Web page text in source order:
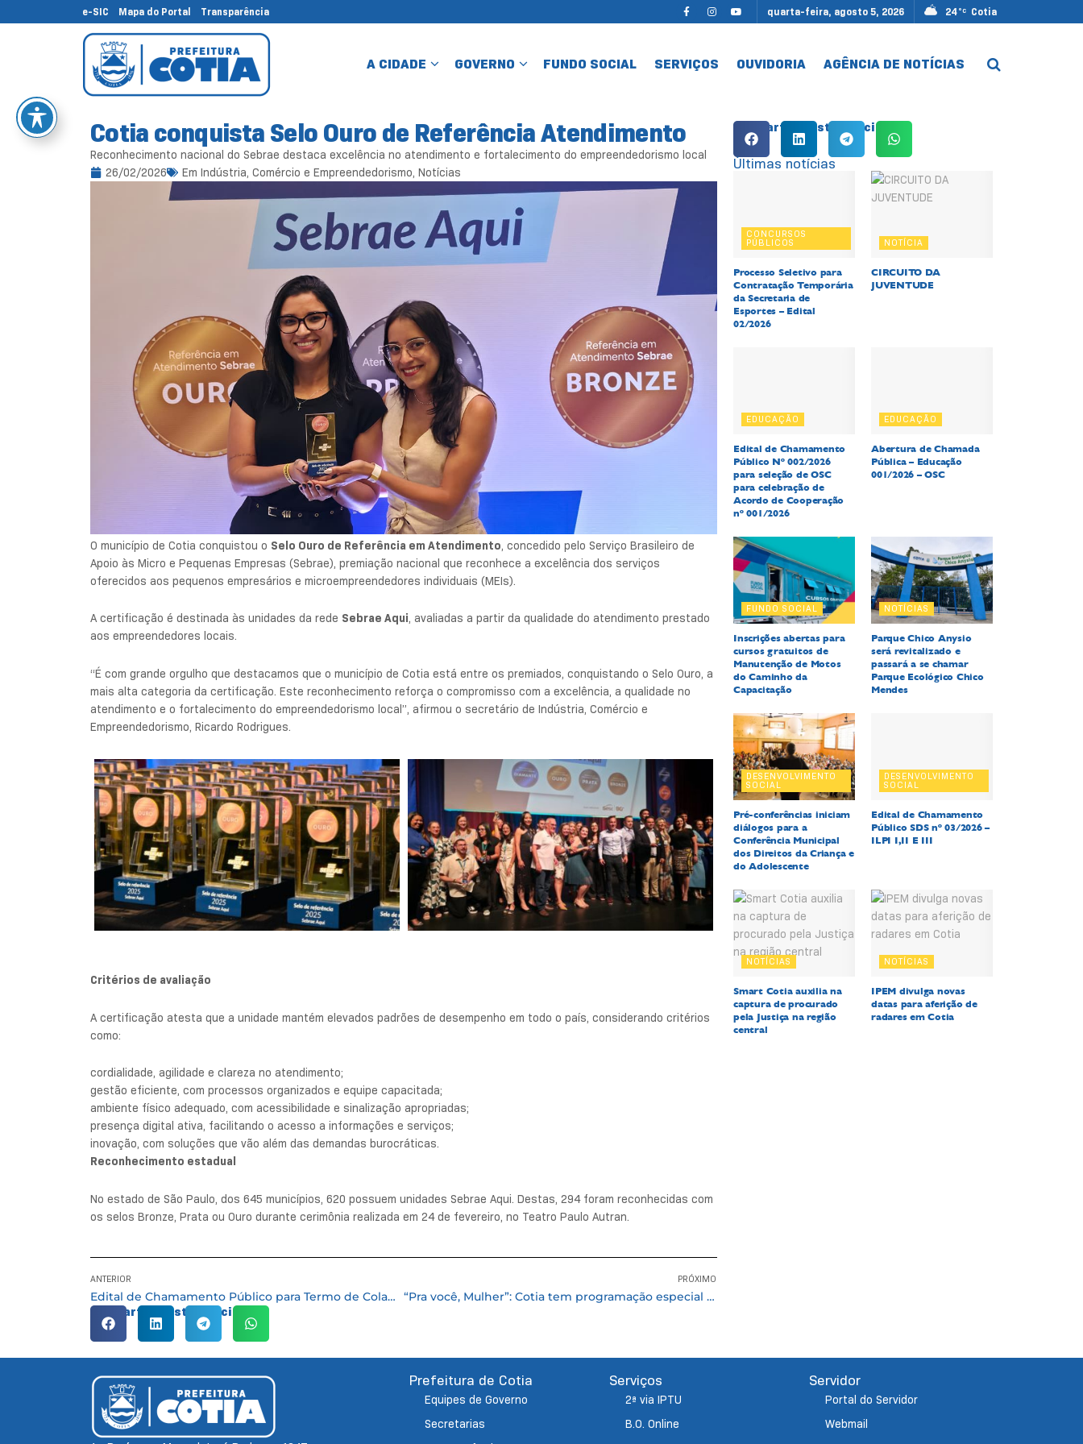
e-SIC Mapa do Portal Transparência quarta-feira, agosto 5, 2026 24 °C Cotia
A CIDADE GOVERNO FUNDO SOCIAL SERVIÇOS OUVIDORIA AGÊNCIA DE NOTÍCIAS
Cotia conquista Selo Ouro de Referência Atendimento
Reconhecimento nacional do Sebrae destaca excelência no atendimento e fortalecimento do empreendedorismo local
26/02/2026
Em Indústria, Comércio e Empreendedorismo, Notícias
O município de Cotia conquistou o Selo Ouro de Referência em Atendimento, concedido pelo Serviço Brasileiro de
Apoio às Micro e Pequenas Empresas (Sebrae), premiação nacional que reconhece a excelência dos serviços
oferecidos aos pequenos empresários e microempreendedores individuais (MEIs).
A certificação é destinada às unidades da rede Sebrae Aqui, avaliadas a partir da qualidade do atendimento prestado
aos empreendedores locais.
“É com grande orgulho que destacamos que o município de Cotia está entre os premiados, conquistando o Selo Ouro, a
mais alta categoria da certificação. Este reconhecimento reforça o compromisso com a excelência, a qualidade no
atendimento e o fortalecimento do empreendedorismo local”, afirmou o secretário de Indústria, Comércio e
Empreendedorismo, Ricardo Rodrigues.
Critérios de avaliação
A certificação atesta que a unidade mantém elevados padrões de desempenho em todo o país, considerando critérios
como:
cordialidade, agilidade e clareza no atendimento;
gestão eficiente, com processos organizados e equipe capacitada;
ambiente físico adequado, com acessibilidade e sinalização apropriadas;
presença digital ativa, facilitando o acesso a informações e serviços;
inovação, com soluções que vão além das demandas burocráticas.
Reconhecimento estadual
No estado de São Paulo, dos 645 municípios, 620 possuem unidades Sebrae Aqui. Destas, 294 foram reconhecidas com
os selos Bronze, Prata ou Ouro durante cerimônia realizada em 24 de fevereiro, no Teatro Paulo Autran.
ANTERIOR
Edital de Chamamento Público para Termo de Colaboração para SAICA – SDSP 01/2026
PRÓXIMO
“Pra você, Mulher”: Cotia tem programação especial pelo Dia Internacional da Mulher
Compartilhe esta notícia:
Compartilhe esta notícia:
Últimas notícias
CONCURSOS
PÚBLICOS
Processo Seletivo para
Contratação Temporária
da Secretaria de
Esportes – Edital
02/2026
NOTÍCIA
CIRCUITO DA
JUVENTUDE
EDUCAÇÃO
Edital de Chamamento
Público Nº 002/2026
para seleção de OSC
para celebração de
Acordo de Cooperação
nº 001/2026
EDUCAÇÃO
Abertura de Chamada
Pública – Educação
001/2026 – OSC
FUNDO SOCIAL
Inscrições abertas para
cursos gratuitos de
Manutenção de Motos
do Caminho da
Capacitação
NOTÍCIAS
Parque Chico Anysio
será revitalizado e
passará a se chamar
Parque Ecológico Chico
Mendes
DESENVOLVIMENTO
SOCIAL
Pré-conferências iniciam
diálogos para a
Conferência Municipal
dos Direitos da Criança e
do Adolescente
DESENVOLVIMENTO
SOCIAL
Edital de Chamamento
Público SDS nº 03/2026 –
ILPI I,II E III
NOTÍCIAS
Smart Cotia auxilia na
captura de procurado
pela Justiça na região
central
NOTÍCIAS
IPEM divulga novas
datas para aferição de
radares em Cotia
Prefeitura de Cotia
Equipes de Governo
Secretarias
Serviços
2ª via IPTU
B.O. Online
Servidor
Portal do Servidor
Webmail